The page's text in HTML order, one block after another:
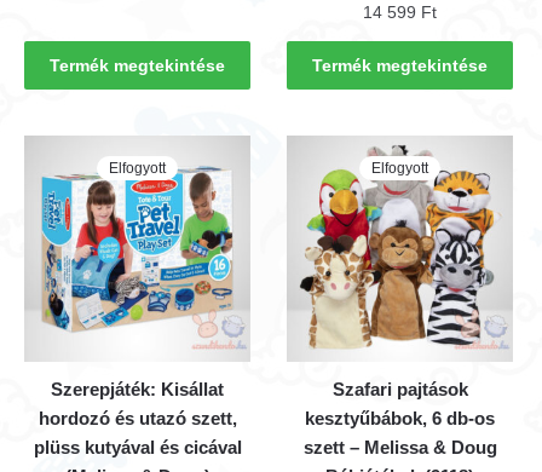
Termék megtekintése
14 599 Ft
Termék megtekintése
Elfogyott
Szerepjáték: Kisállat
hordozó és utazó szett,
plüss kutyával és cicával
Elfogyott
Szafari pajtások
kesztyűbábok, 6 db-os
szett – Melissa & Doug